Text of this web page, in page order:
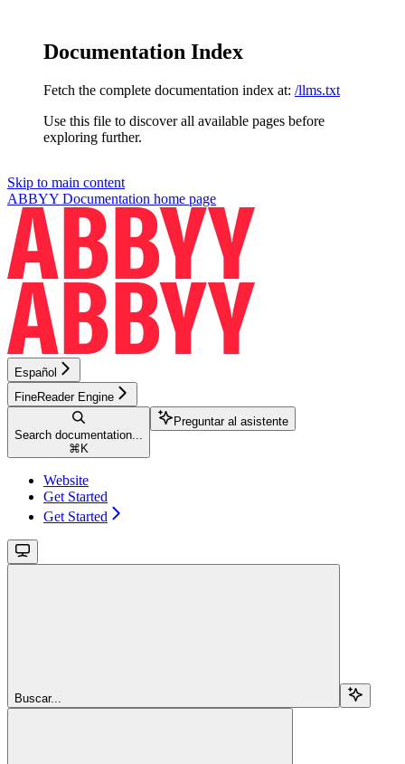
Documentation Index
Fetch the complete documentation index at: /llms.txt
Use this file to discover all available pages before
exploring further.
Skip to main content
ABBYY Documentation home page
Español
FineReader Engine
Search documentation...
⌘ K
Preguntar al asistente
Website
Get Started
Get Started
Buscar...